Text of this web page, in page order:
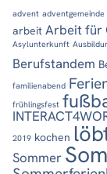
advent adventgemeinde
arbeit Arbeit für
Asylunterkunft
Berufstandem
familienabend
frühlingsfest
2019 kochen
Sommer